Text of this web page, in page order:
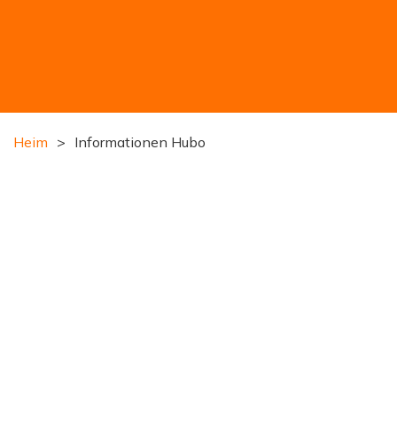
Heim > Informationen Hubo